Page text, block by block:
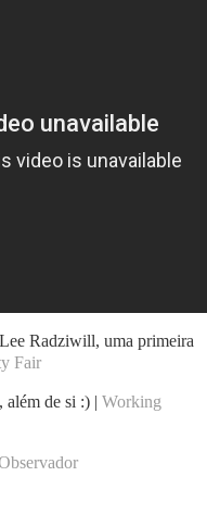
Radziwill, uma primeira
Fair
além de si :) | Working